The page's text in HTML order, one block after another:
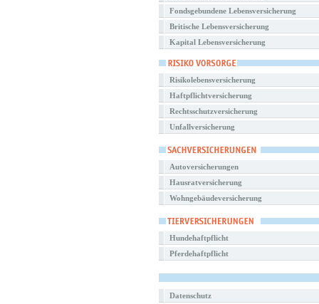
Fondsgebundene Lebensversicherung
Britische Lebensversicherung
Kapital Lebensversicherung
Risikolebensversicherung
Haftpflichtversicherung
Rechtsschutzversicherung
Unfallversicherung
Autoversicherungen
Hausratversicherung
Wohngebäudeversicherung
Hundehaftpflicht
Pferdehaftpflicht
Datenschutz